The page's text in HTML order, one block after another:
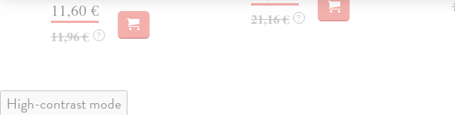
11,60 €
11,96 € ?
21,16 € ?
High-contrast mode